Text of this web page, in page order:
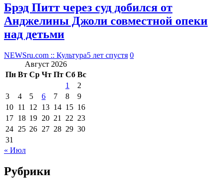
Брэд Питт через суд добился от
Анджелины Джоли совместной опеки
над детьми
NEWSru.com :: Культура5 лет спустя 0
Август 2026
Пн Вт Ср Чт Пт Сб Вс
1
2
3
4 5 6 7 8
9
10 11 12 13 14 15 16
17 18 19 20 21 22 23
24 25 26 27 28 29 30
31
« Июл
Рубрики